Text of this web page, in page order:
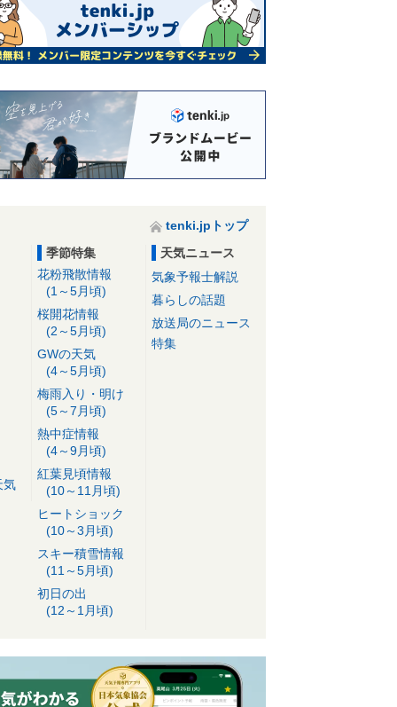
tenki.jpトップ
気
季節特集
花粉飛散情報
(1～5月頃)
桜開花情報
(2～5月頃)
GWの天気
(4～5月頃)
梅雨入り・明け
(5～7月頃)
熱中症情報
(4～9月頃)
紅葉見頃情報
(10～11月頃)
ヒートショック
(10～3月頃)
スキー積雪情報
(11～5月頃)
初日の出
(12～1月頃)
天気ニュース
気象予報士解説
暮らしの話題
放送局のニュース
特集